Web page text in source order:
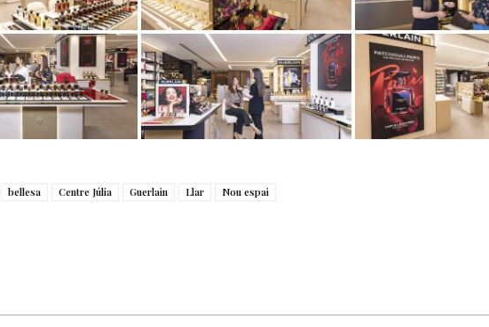
bellesa Centre Júlia Guerlain Llar Nou espai